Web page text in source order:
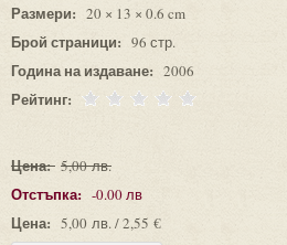
Размери: 20 × 13 × 0.6 cm
Брой страници: 96 стр.
Година на издаване: 2006
Рейтинг:
Цена: 5,00 лв.
Отстъпка: -0.00 лв
Цена: 5,00 лв. / 2,55 €